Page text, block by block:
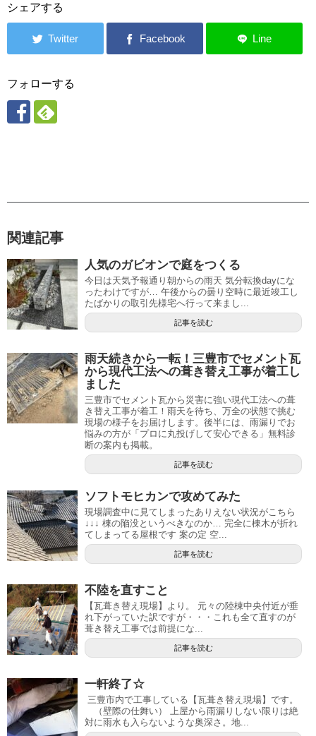
シェアする
フォローする
関連記事
人気のガビオンで庭をつくる
今日は天気予報通り朝からの雨天 気分転換dayにな
ったわけですが… 午後からの曇り空時に最近竣工し
たばかりの取引先様宅へ行って来まし...
記事を読む
雨天続きから一転！三豊市でセメント瓦
から現代工法への葺き替え工事が着工し
ました
三豊市でセメント瓦から災害に強い現代工法への葺
き替え工事が着工！雨天を待ち、万全の状態で挑む
現場の様子をお届けします。後半には、雨漏りでお
悩みの方が「プロに丸投げして安心できる」無料診
断の案内も掲載。
記事を読む
ソフトモヒカンで攻めてみた
現場調査中に見てしまったありえない状況がこちら
↓↓↓ 棟の陥没というべきなのか… 完全に棟木が折れ
てしまってる屋根です 案の定 空...
記事を読む
不陸を直すこと
【瓦葺き替え現場】より。 元々の陸棟中央付近が垂
れ下がっていた訳ですが・・・これも全て直すのが
葺き替え工事では前提にな...
記事を読む
一軒終了☆
三豊市内で工事している【瓦葺き替え現場】です。
（壁際の仕舞い） 上屋から雨漏りしない限りは絶
対に雨水も入らないような奥深さ。地...